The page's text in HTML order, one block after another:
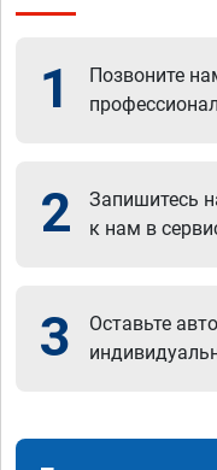
1 Позвоните
2
Запишитесь
к нам в
3
Оставьте